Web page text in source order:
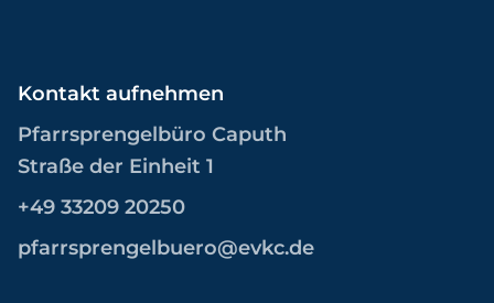
Kontakt aufnehmen
Pfarrsprengelbüro Caputh
Straße der Einheit 1
+49 33209 20250
pfarrsprengelbuero@evkc.de